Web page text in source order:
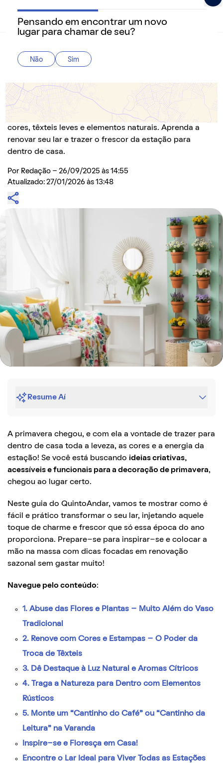
QuintoAndar Guias - Inspiração e tudo o que você
Decoração de Primavera: 5 Dicas Criativas
para Renovar sua Casa com Charme e Frescor
Este guia de decoração de primavera do QuintoAndar
traz 5 dicas criativas e acessíveis, focando em flores,
cores, têxteis leves e elementos naturais. Aprenda a
renovar seu lar e trazer o frescor da estação para
dentro de casa.
Por Redação - 26/09/2025 às 14:55
Atualizado: 27/01/2026 às 13:48
Resume Aí
A primavera chegou, e com ela a vontade de trazer para
dentro de casa toda a leveza, as cores e a energia da
estação! Se você está buscando ideias criativas,
acessíveis e funcionais para a decoração de primavera,
chegou ao lugar certo.
Neste guia do QuintoAndar, vamos te mostrar como é
fácil e prático transformar o seu lar, injetando aquele
toque de charme e frescor que só essa época do ano
proporciona. Prepare-se para inspirar-se e colocar a
mão na massa com dicas focadas em renovação
sazonal sem gastar muito!
Navegue pelo conteúdo:
1. Abuse das Flores e Plantas – Muito Além do Vaso
Tradicional
2. Renove com Cores e Estampas – O Poder da
Troca de Têxteis
3. Dê Destaque à Luz Natural e Aromas Cítricos
4. Traga a Natureza para Dentro com Elementos
Rústicos
5. Monte um “Cantinho do Café” ou “Cantinho da
Leitura” na Varanda
Inspire-se e Floresça em Casa!
Encontre o Lar Ideal para Viver Todas as Estações
Pensando em encontrar um novo
lugar para chamar de seu?
Não Sim